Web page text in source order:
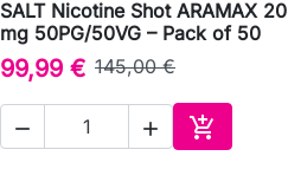
 Γρήγορη προβολή
SALT Nicotine Shot ARAMAX 20
mg 50PG/50VG – Pack of 50
99,99 € 145,00 €
  
Αγορά